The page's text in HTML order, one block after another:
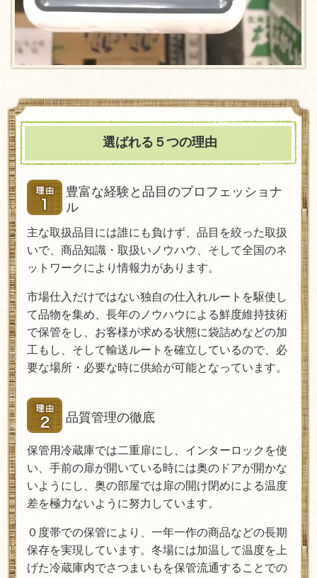
選ばれる５つの理由
豊富な経験と品目のプロフェッショナ
ル
主な取扱品目には誰にも負けず、品目を絞った取扱
いで、商品知識・取扱いノウハウ、そして全国のネ
ットワークにより情報力があります。
市場仕入だけではない独自の仕入れルートを駆使し
て品物を集め、長年のノウハウによる鮮度維持技術
で保管をし、お客様が求める状態に袋詰めなどの加
工もし、そして輸送ルートを確立しているので、必
要な場所・必要な時に供給が可能となっています。
品質管理の徹底
保管用冷蔵庫では二重扉にし、インターロックを使
い、手前の扉が開いている時には奥のドアが開かな
いようにし、奥の部屋では扉の開け閉めによる温度
差を極力ないように努力しています。
０度帯での保管により、一年一作の商品などの長期
保存を実現しています。冬場には加温して温度を上
げた冷蔵庫内でさつまいもを保管流通することでの